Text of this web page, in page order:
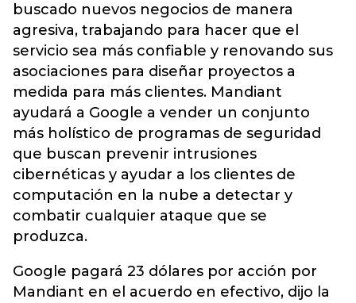
buscado nuevos negocios de manera
agresiva, trabajando para hacer que el
servicio sea más confiable y renovando sus
asociaciones para diseñar proyectos a
medida para más clientes. Mandiant
ayudará a Google a vender un conjunto
más holístico de programas de seguridad
que buscan prevenir intrusiones
cibernéticas y ayudar a los clientes de
computación en la nube a detectar y
combatir cualquier ataque que se
produzca.
Google pagará 23 dólares por acción por
Mandiant en el acuerdo en efectivo, dijo la